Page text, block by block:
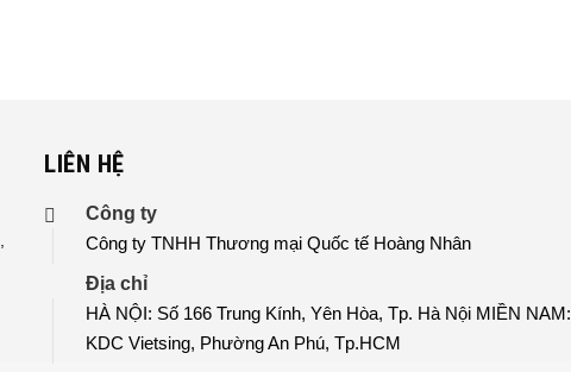
LIÊN HỆ
Công ty
Công ty TNHH Thương mại Quốc tế Hoàng Nhân
Địa chỉ
HÀ NỘI: Số 166 Trung Kính, Yên Hòa, Tp. Hà Nội MIỀN NAM:
KDC Vietsing, Phường An Phú, Tp.HCM